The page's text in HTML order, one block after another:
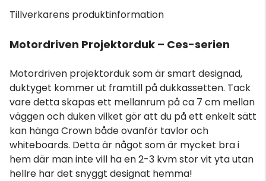
Tillverkarens produktinformation
Motordriven Projektorduk – Ces-serien
Motordriven projektorduk som är smart designad,
duktyget kommer ut framtill på dukkassetten. Tack
vare detta skapas ett mellanrum på ca 7 cm mellan
väggen och duken vilket gör att du på ett enkelt sätt
kan hänga Crown både ovanför tavlor och
whiteboards. Detta är något som är mycket bra i
hem där man inte vill ha en 2-3 kvm stor vit yta utan
hellre har det snyggt designat hemma!